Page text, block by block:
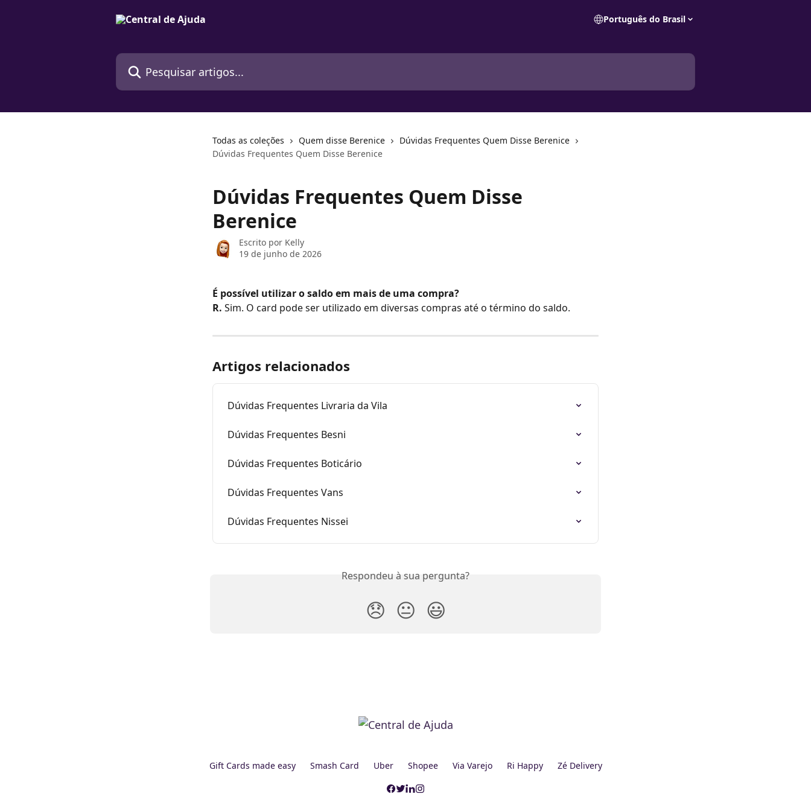
Português do Brasil
Pesquisar artigos...
Todas as coleções Quem disse Berenice
Dúvidas Frequentes Quem Disse Berenice
Dúvidas Frequentes Quem Disse Berenice
Dúvidas Frequentes Quem Disse
Berenice
Escrito por Kelly
19 de junho de 2026
É possível utilizar o saldo em mais de uma compra?
R. Sim. O card pode ser utilizado em diversas compras até o término do saldo.
Artigos relacionados
Dúvidas Frequentes Livraria da Vila
Dúvidas Frequentes Besni
Dúvidas Frequentes Boticário
Dúvidas Frequentes Vans
Dúvidas Frequentes Nissei
Respondeu à sua pergunta?
😞 😐 😃
Gift Cards made easy Smash Card Uber Shopee Via Varejo Ri Happy Zé Delivery